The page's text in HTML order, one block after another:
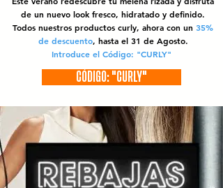
de un nuevo look fresco, hidratado y definido.
Todos nuestros productos curly, ahora con un 35%
de descuento, hasta el 31 de Agosto.
Introduce el Código: "CURLY"
CÓDIGO: "CURLY"